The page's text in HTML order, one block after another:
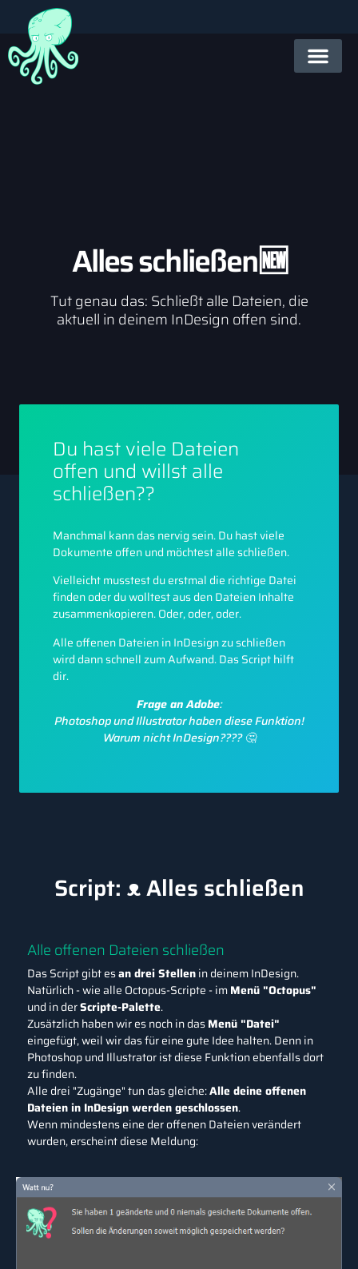
Alles schließen🆕
Tut genau das: Schließt alle Dateien, die
aktuell in deinem InDesign offen sind.
Du hast viele Dateien
offen und willst alle
schließen??
Manchmal kann das nervig sein.Du hast viele
Dokumente offen und möchtest alle schließen.
Vielleicht musstest du erstmal die richtige Datei
finden oder du wolltest aus den Dateien Inhalte
zusammenkopieren. Oder, oder, oder.
Alle offenen Dateien in InDesign zu schließen
wird dann schnell zum Aufwand. Das Script hilft
dir.
Frage an Adobe:
Photoshop und Illustrator haben diese Funktion!
Warum nicht InDesign???? 🤔
Script: ᴥ Alles schließen
Alle offenen Dateien schließen
Das Script gibt esan drei Stellenin deinem InDesign.
Natürlich - wie alle Octopus-Scripte - imMenü "Octopus"
und in derScripte-Palette.
Zusätzlich haben wir es noch in dasMenü "Datei"
eingefügt, weil wir das für eine gute Idee halten. Denn in
Photoshop und Illustrator ist diese Funktion ebenfalls dort
zu finden.
Alle drei "Zugänge" tun das gleiche:Alle deine offenen
Dateien in InDesign werden geschlossen.
Wenn mindestens eine der offenen Dateien verändert
wurden, erscheint diese Meldung: